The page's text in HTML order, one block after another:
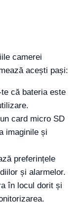
camerei
acești pași:
că bateria este
card micro SD
imaginile și
preferințele
și alarmelor.
în locul dorit și